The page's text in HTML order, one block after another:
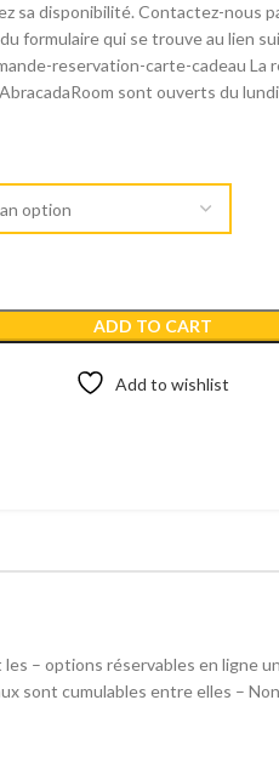
sa disponibilité. Contactez-nous
du formulaire qui se trouve au lien
reservation-carte-cadeau
sont ouverts du
ADD TO CART
Add to wishlist
– options réservables en ligne
sont cumulables entre elles –